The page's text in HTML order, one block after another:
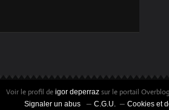
Voir le profil de igor deperraz sur le portail Overblog
Signaler un abus
C.G.U.
Cookies et